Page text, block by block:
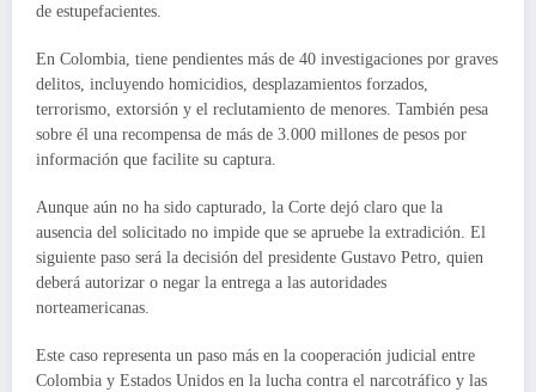
de estupefacientes.
En Colombia, tiene pendientes más de 40 investigaciones por graves
delitos, incluyendo homicidios, desplazamientos forzados,
terrorismo, extorsión y el reclutamiento de menores. También pesa
sobre él una recompensa de más de 3.000 millones de pesos por
información que facilite su captura.
Aunque aún no ha sido capturado, la Corte dejó claro que la
ausencia del solicitado no impide que se apruebe la extradición. El
siguiente paso será la decisión del presidente Gustavo Petro, quien
deberá autorizar o negar la entrega a las autoridades
norteamericanas.
Este caso representa un paso más en la cooperación judicial entre
Colombia y Estados Unidos en la lucha contra el narcotráfico y las